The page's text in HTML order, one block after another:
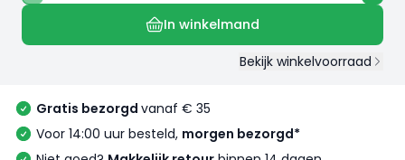
In winkelmand
Bekijk winkelvoorraad
Gratis bezorgd vanaf € 35
Voor 14:00 uur besteld, morgen bezorgd*